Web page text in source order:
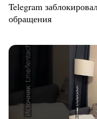
Telegram
обращения